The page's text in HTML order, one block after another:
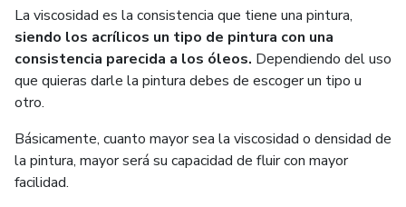
La viscosidad es la consistencia que tiene una pintura,
siendo los acrílicos un tipo de pintura con una
consistencia parecida a los óleos. Dependiendo del uso
que quieras darle la pintura debes de escoger un tipo u
otro.
Básicamente, cuanto mayor sea la viscosidad o densidad de
la pintura, mayor será su capacidad de fluir con mayor
facilidad.